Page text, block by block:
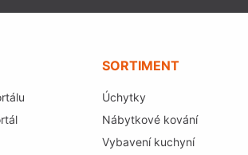
SORTIMENT
Úchytky
Nábytkové kování
Vybavení kuchyní